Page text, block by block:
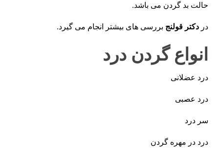
حالت بد گردن می باشد.
دردکتر قولنج بررسی های بیشتر انجام می گیرد.
انواع گردن درد
درد عضلانی
درد عصبی
سر درد
درد در مهره گردن